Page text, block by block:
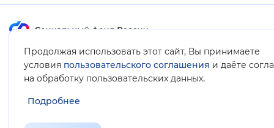
Продолжая использовать этот сайт, Вы принимаете
условия пользовательского соглашения и даёте
на обработку пользовательских данных.
Подробнее
Карта сайта